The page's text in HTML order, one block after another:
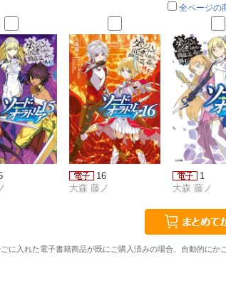
全ページの
16
大森 藤ノ
1
大森 藤ノ
に入れた電子書籍商品が既にご購入済みの場合、自動的にか